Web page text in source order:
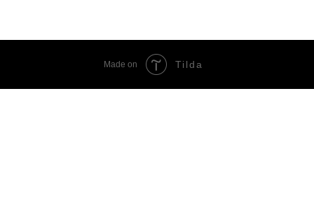
Made on Tilda